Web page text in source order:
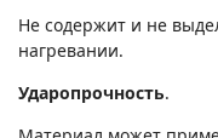
Не содержит и не
нагревании.
Ударопрочность.